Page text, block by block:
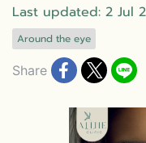
Last updated: 2 Jul
Around the eye
Share